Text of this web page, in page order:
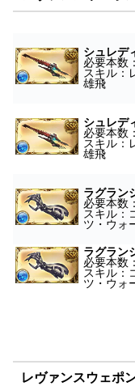
シュレデ
必要本数
スキル：
雄飛
シュレデ
必要本数
スキル：
雄飛
ラグラン
必要本数
スキル：
ツ・ウォ
ラグラン
必要本数
スキル：
ツ・ウォ
レヴァンスウェポ